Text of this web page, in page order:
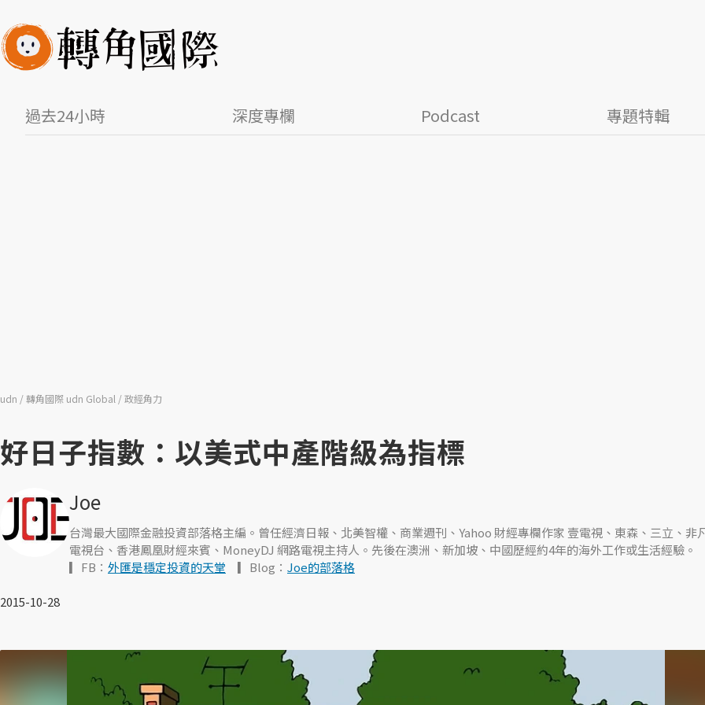
過去24小時 深度專欄 Podcast 專題特輯
udn 轉角國際 udn Global 政經角力
好日子指數：以美式中產階級為指標
Joe
台灣最大國際金融投資部落格主編。曾任經濟日報、北美智權、商業週刊、Yahoo 財經專欄作家 壹電視、東森、三立、非
電視台、香港鳳凰財經來賓、MoneyDJ 網路電視主持人。先後在澳洲、新加坡、中國歷經約4年的海外工作或生活經驗。
▎FB： 外匯是穩定投資的天堂 ▎Blog： Joe的部落格
2015-10-28